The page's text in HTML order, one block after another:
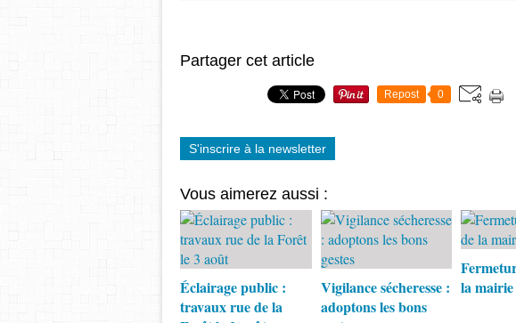
Partager cet article
Repost 0
S'inscrire à la newsletter
Vous aimerez aussi :
Éclairage public :
travaux rue de la
Vigilance sécheresse :
adoptons les bons
la mairie